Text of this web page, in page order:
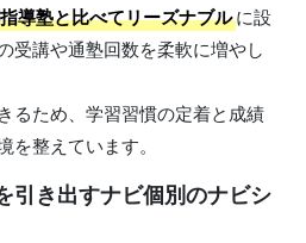
導塾と比べてリーズナブルに設
受講や通塾回数を柔軟に増やし
るため、学習習慣の定着と成績
を整えています。
引き出すナビ個別のナビシ